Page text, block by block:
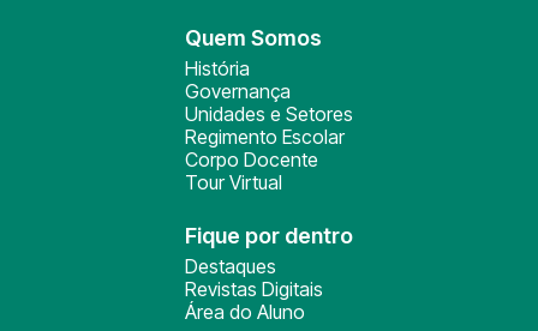
Quem Somos
História
Governança
Unidades e Setores
Regimento Escolar
Corpo Docente
Tour Virtual
Fique por dentro
Destaques
Revistas Digitais
Área do Aluno